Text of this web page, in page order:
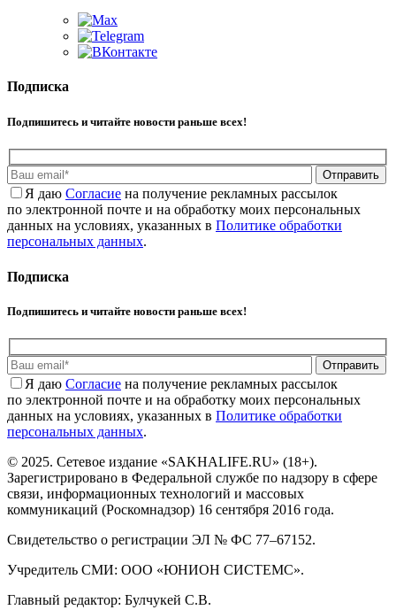
Подписка
Подпишитесь и читайте новости раньше всех!
Отправить
Я даю Cогласие на получение рекламных рассылок
по электронной почте и на обработку моих персональных
данных на условиях, указанных в Политике обработки
персональных данных.
Подписка
Подпишитесь и читайте новости раньше всех!
Отправить
Я даю Cогласие на получение рекламных рассылок
по электронной почте и на обработку моих персональных
данных на условиях, указанных в Политике обработки
персональных данных.
© 2025. Сетевое издание «SAKHALIFE.RU» (18+).
Зарегистрировано в Федеральной службе по надзору в сфере
связи, информационных технологий и массовых
коммуникаций (Роскомнадзор) 16 сентября 2016 года.
Свидетельство о регистрации ЭЛ № ФС 77–67152.
Учредитель СМИ: ООО «ЮНИОН СИСТЕМС».
Главный редактор: Булчукей С.В.